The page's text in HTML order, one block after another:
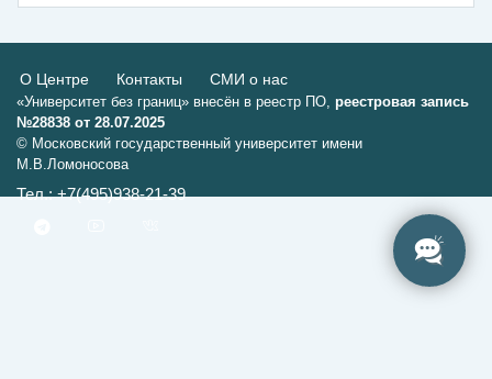
О Центре Контакты СМИ о нас
«Университет без границ» внесён в реестр ПО, реестровая запись
№28838 от 28.07.2025
© Московский государственный университет имени
М.В.Ломоносова
Тел.: +7(495)938-21-39